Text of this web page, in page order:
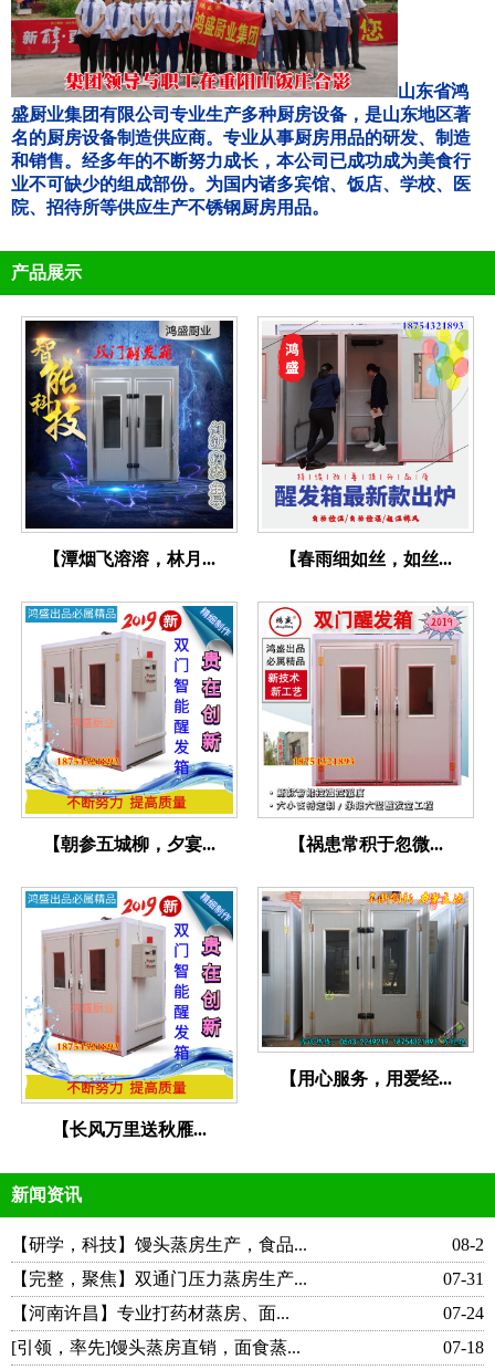
山东省鸿
盛厨业集团有限公司专业生产多种厨房设备，是山东地区著
名的厨房设备制造供应商。专业从事厨房用品的研发、制造
和销售。经多年的不断努力成长，本公司已成功成为美食行
业不可缺少的组成部份。为国内诸多宾馆、饭店、学校、医
院、招待所等供应生产不锈钢厨房用品。
产品展示
【潭烟飞溶溶，林月... 【春雨细如丝，如丝...
【朝参五城柳，夕宴... 【祸患常积于忽微...
【长风万里送秋雁...
【用心服务，用爱经...
新闻资讯
08-2
【研学，科技】馒头蒸房生产，食品...
07-31
【完整，聚焦】双通门压力蒸房生产...
07-24
【河南许昌】专业打药材蒸房、面...
07-18
[引领，率先]馒头蒸房直销，面食蒸...